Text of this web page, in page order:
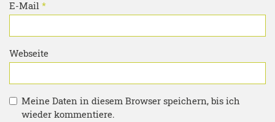
E-Mail *
Webseite
Meine Daten in diesem Browser speichern, bis ich
wieder kommentiere.